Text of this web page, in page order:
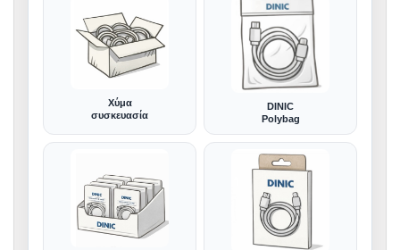
Χύμα
συσκευασία
DINIC
Polybag